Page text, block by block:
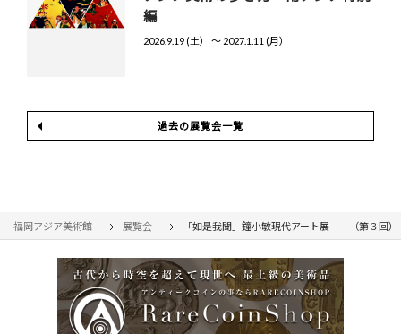
編
2026.9.19 (土） 〜 2027.1.11 (月）
過去の展覧会一覧
福岡アジア美術館 展覧会 「如是我聞」鐘小敏現代アート展 （第３回）